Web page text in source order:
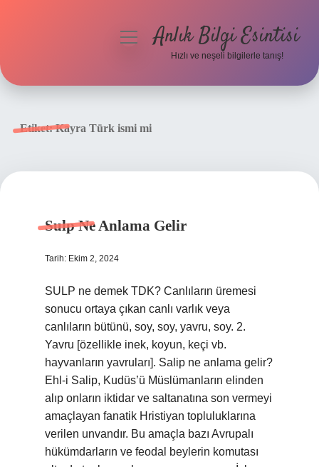
menüyüAnlık Bilgi Esintisi
Hızlı ve neşeli bilgilerle tanış!
Etiket:Kayra Türk ismi mi
Sulp Ne Anlama Gelir
Tarih: Ekim 2, 2024
SULP ne demek TDK? Canlıların üremesi
sonucu ortaya çıkan canlı varlık veya
canlıların bütünü, soy, soy, yavru, soy. 2.
Yavru [özellikle inek, koyun, keçi vb.
hayvanların yavruları]. Salip ne anlama gelir?
Ehl-i Salip, Kudüs’ü Müslümanların elinden
alıp onların iktidar ve saltanatına son vermeyi
amaçlayan fanatik Hristiyan topluluklarına
verilen unvandır. Bu amaçla bazı Avrupalı ​​
hükümdarların ve feodal beylerin komutası